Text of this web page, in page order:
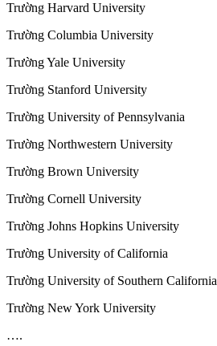
Trường Harvard University
Trường Columbia University
Trường Yale University
Trường Stanford University
Trường University of Pennsylvania
Trường Northwestern University
Trường Brown University
Trường Cornell University
Trường Johns Hopkins University
Trường University of California
Trường University of Southern California
Trường New York University
….